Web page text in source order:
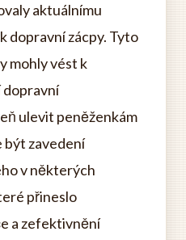
aktuálnímu
dopravní zácpy. Tyto
mohly vést k
ulevit peněženkám
být zavedení
v některých
přineslo
a zefektivnění